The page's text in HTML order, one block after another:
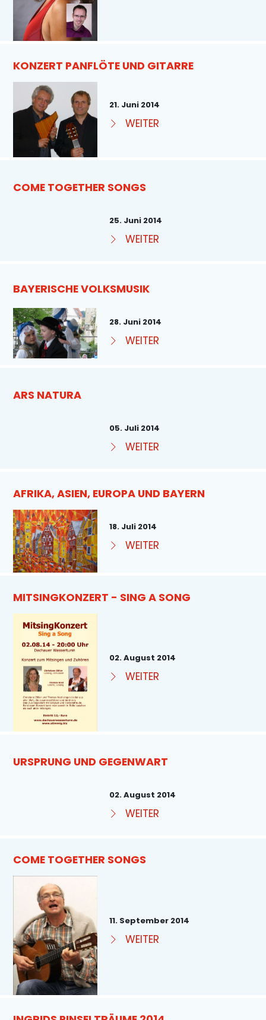
KONZERT PANFLÖTE UND GITARRE
21. Juni 2014
WEITER
COME TOGETHER SONGS
25. Juni 2014
WEITER
BAYERISCHE VOLKSMUSIK
28. Juni 2014
WEITER
ARS NATURA
05. Juli 2014
WEITER
AFRIKA, ASIEN, EUROPA UND BAYERN
18. Juli 2014
WEITER
MITSINGKONZERT - SING A SONG
02. August 2014
WEITER
URSPRUNG UND GEGENWART
02. August 2014
WEITER
COME TOGETHER SONGS
11. September 2014
WEITER